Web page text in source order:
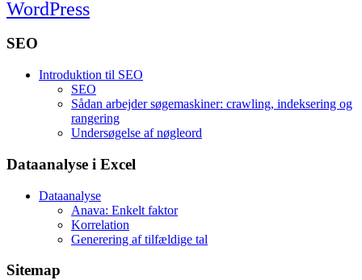
WordPress
SEO
Introduktion til SEO
SEO
Sådan arbejder søgemaskiner: crawling, indeksering og
rangering
Undersøgelse af nøgleord
Dataanalyse i Excel
Dataanalyse
Anava: Enkelt faktor
Korrelation
Generering af tilfældige tal
Sitemap